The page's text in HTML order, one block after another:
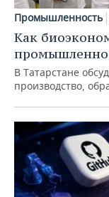
Промышленность
Как
В Татарстане
производство,